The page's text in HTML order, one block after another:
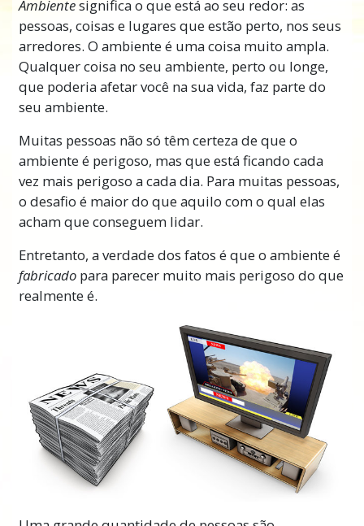
Parece que acontece em todo lugar: em
outros países, no nosso próprio país e até
mesmo perto de casa.
Pode nos fazer sentir impotentes. Não só
parece que o mundo é perigoso, mas que
está ficando cada vez pior todos os dias.
Mas há algo importante a saber sobre tudo
isso. O ambientenão é de fato tão perigoso
como pode parecer.
L. Ron Hubbard descobriu que existem certas
pessoas que tem o propósito de tornar o
ambiente tão ameaçadorquanto possível. E
ele forneceu soluções que qualquer pessoa
pode usar para superar seus medos e lidar
melhor com seu ambiente.
Neste curso, você irá aprender os passos que
pode dar para reduzir a ameaça no ambiente.
Também aprenderá como ajudar outras
pessoas a superarem seus medos de modo
que possam lidar com seu ambiente de
forma mais eficaz. A informação contida no
curso pode trazer uma enorme
influência
Ambientesignifica o que está ao seu redor: as
pessoas, coisas e lugares que estão perto, nos seus
arredores. O ambiente é uma coisa muito ampla.
Qualquer coisa no seu ambiente, perto ou longe,
que poderia afetar você na sua vida, faz parte do
seu ambiente.
Muitas pessoas não só têm certeza de que o
ambiente é perigoso, mas que está ficando cada
vez mais perigoso a cada dia. Para muitas pessoas,
o desafio é maior do que aquilo com o qual elas
acham que conseguem lidar.
Entretanto, a verdade dos fatos é que o ambiente é
fabricado para parecer muito mais perigoso do que
realmente é.